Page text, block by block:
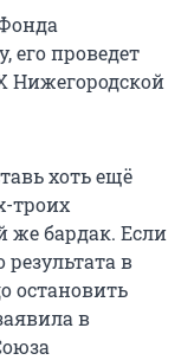
его проведет
Нижегородской
хоть ещё
троих
же бардак. Если
результата в
остановить
в